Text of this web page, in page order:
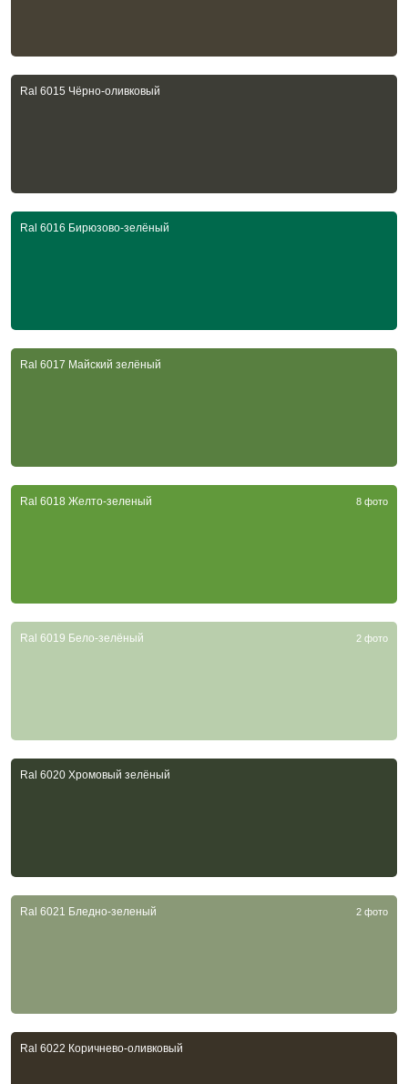
Ral 6015 Чёрно-оливковый
Ral 6016 Бирюзово-зелёный
Ral 6017 Майский зелёный
Ral 6018 Желто-зеленый 8 фото
Ral 6019 Бело-зелёный 2 фото
Ral 6020 Хромовый зелёный
Ral 6021 Бледно-зеленый 2 фото
Ral 6022 Коричнево-оливковый